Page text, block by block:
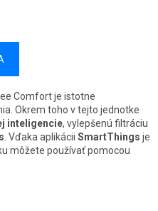
Comfort je istotne
Okrem toho v tejto jednotke
inteligencie, vylepšenú filtráciu
. Vďaka aplikácii SmartThings je
môžete používať pomocou